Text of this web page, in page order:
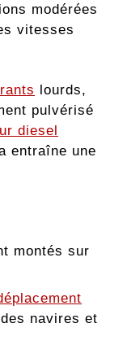
modérées
vitesses
lourds,
pulvérisé
diesel
entraîne une
montés sur
navires et